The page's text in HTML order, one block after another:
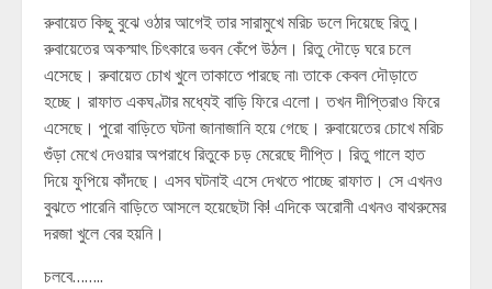
রুবায়েত কিছু বুঝে ওঠার আগেই তার সারামুখে মরিচ ডলে দিয়েছে রিতু।
রুবায়েতের অকস্মাৎ চিৎকারে ভবন কেঁপে উঠল। রিতু দৌড়ে ঘরে চলে
এসেছে। রুবায়েত চোখ খুলে তাকাতে পারছে না৷ তাকে কেবল দৌড়াতে
হচ্ছে। রাফাত একঘণ্টার মধ্যেই বাড়ি ফিরে এলো। তখন দীপ্তিরাও ফিরে
এসেছে। পুরো বাড়িতে ঘটনা জানাজানি হয়ে গেছে। রুবায়েতের চোখে মরিচ
গুঁড়া মেখে দেওয়ার অপরাধে রিতুকে চড় মেরেছে দীপ্তি। রিতু গালে হাত
দিয়ে ফুপিয়ে কাঁদছে। এসব ঘটনাই এসে দেখতে পাচ্ছে রাফাত। সে এখনও
বুঝতে পারেনি বাড়িতে আসলে হয়েছেটা কি! এদিকে অরোনী এখনও বাথরুমের
দরজা খুলে বের হয়নি।
চলবে……..